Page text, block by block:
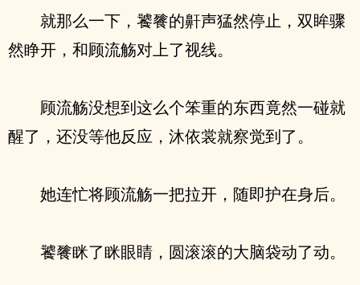
就那么一下，饕餮的鼾声猛然停止，双眸骤
然睁开，和顾流觞对上了视线。
顾流觞没想到这么个笨重的东西竟然一碰就
醒了，还没等他反应，沐依裳就察觉到了。
她连忙将顾流觞一把拉开，随即护在身后。
饕餮眯了眯眼睛，圆滚滚的大脑袋动了动。